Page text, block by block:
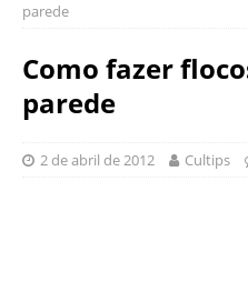
parede
Como fazer
parede
2 de abril de 2012 Cultips